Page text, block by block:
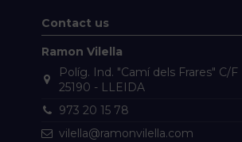
Contact us
Ramon Vilella
Políg. Ind. "Camí dels Frares" C/F
25190 - LLEIDA
973 20 15 78
vilella@ramonvilella.com